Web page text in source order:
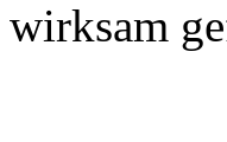
wirksam